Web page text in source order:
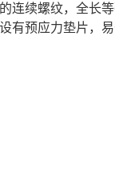
连续螺纹，全长
预应力垫片，